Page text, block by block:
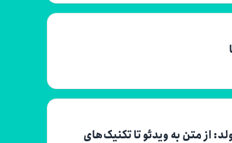
از متن به ویدئو تا تکنیک‌های